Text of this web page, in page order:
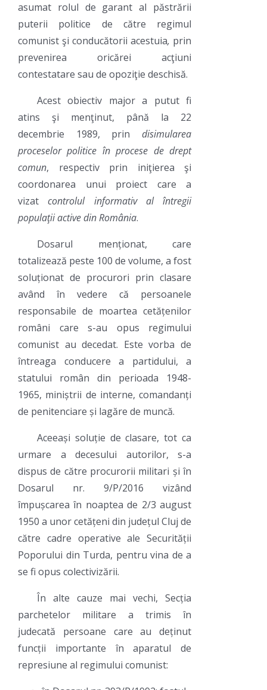
asumat rolul de garant al păstrării
puterii politice de către regimul
comunist şi conducătorii acestuia, prin
prevenirea oricărei acţiuni
contestatare sau de opoziţie deschisă.
Acest obiectiv major a putut fi
atins şi menţinut, până la 22
decembrie 1989, prin disimularea
proceselor politice în procese de drept
comun, respectiv prin iniţierea şi
coordonarea unui proiect care a
vizatcontrolul informativ al întregii
populaţii active din România.
Dosarul menționat, care
totalizează peste 100 de volume, a fost
soluționat de procurori prin clasare
având în vedere că persoanele
responsabile de moartea cetățenilor
români care s-au opus regimului
comunist au decedat. Este vorba de
întreaga conducere a partidului, a
statului român din perioada 1948-
1965, miniștrii de interne, comandanți
de penitenciare și lagăre de muncă.
Aceeași soluție de clasare, tot ca
urmare a decesului autorilor, s-a
dispus de către procurorii militari și în
Dosarul nr. 9/P/2016 vizând
împușcarea în noaptea de 2/3 august
1950 a unor cetățeni din județul Cluj de
către cadre operative ale Securității
Poporului din Turda, pentru vina de a
se fi opus colectivizării.
În alte cauze mai vechi, Secția
parchetelor militare a trimis în
judecată persoane care au deținut
funcții importante în aparatul de
represiune al regimului comunist: